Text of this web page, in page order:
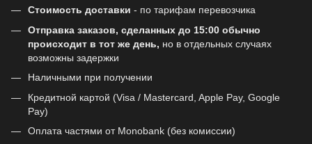
Стоимость доставки - по тарифам перевозчика
Отправка заказов, сделанных до 15:00 обычно
происходит в тот же день, но в отдельных случаях
возможны задержки
Наличными при получении
Кредитной картой (Visa / Mastercard, Apple Pay, Google
Pay)
Оплата частями от Monobank (без комиссии)